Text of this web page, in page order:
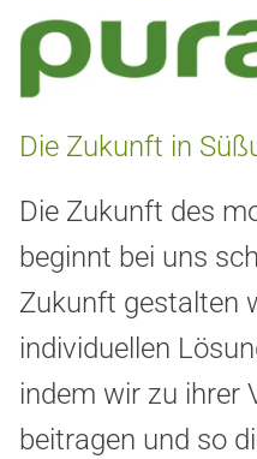
Die Zukunft in
Die Zukunft des
beginnt bei uns
Zukunft gestalten
individuellen
indem wir zu ihrer
beitragen und so